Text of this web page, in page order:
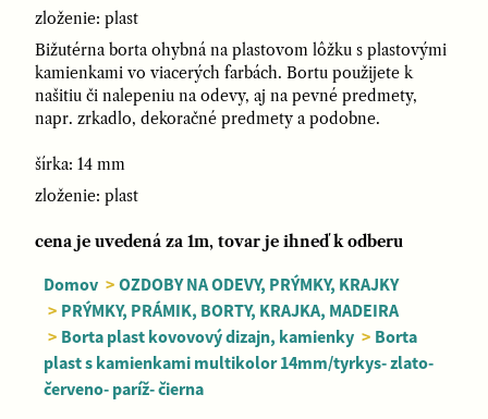
zloženie: plast
Bižutérna borta ohybná na plastovom lôžku s plastovými
kamienkami vo viacerých farbách. Bortu použijete k
našitiu či nalepeniu na odevy, aj na pevné predmety,
napr. zrkadlo, dekoračné predmety a podobne.
šírka: 14 mm
zloženie: plast
cena je uvedená za 1m, tovar je ihneď k odberu
Domov > OZDOBY NA ODEVY, PRÝMKY, KRAJKY
> PRÝMKY, PRÁMIK, BORTY, KRAJKA, MADEIRA
> Borta plast kovovový dizajn, kamienky > Borta
plast s kamienkami multikolor 14mm/tyrkys- zlato-
červeno- paríž- čierna